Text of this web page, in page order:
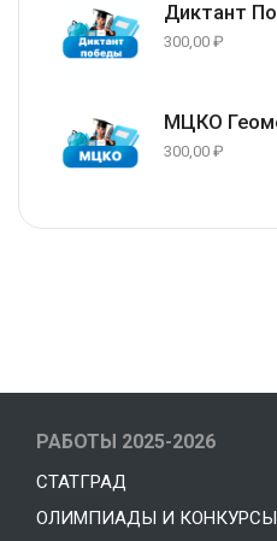
300,00 ₽
300,00 ₽
Work
РАБОТЫ 2025-2026
СТАТГРАД
ОЛИМПИАДЫ И КОНКУРСЫ